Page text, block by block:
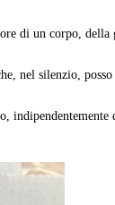
di un corpo,
nel silenzio,